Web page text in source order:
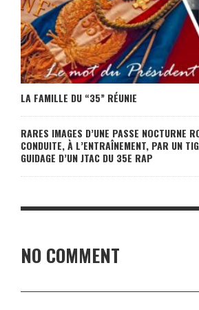
LA FAMILLE DU “35” RÉUNIE
RARES IMAGES D’UNE PASSE NOCTURNE
CONDUITE, À L’ENTRAÎNEMENT, PAR UN
GUIDAGE D’UN JTAC DU 35E RAP
NO COMMENT